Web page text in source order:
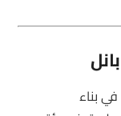
بناء